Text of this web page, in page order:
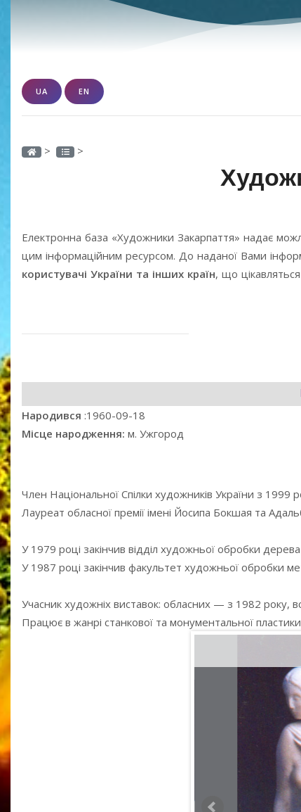
UA EN
> >
Електронна база «Художники Закарпаття» надає
цим інформаційним ресурсом. До наданої Вами
користувачі України та інших країн, що
Народився :1960-09-18
Місце народження: м. Ужгород
Член Національної Спілки художників України з 1999
Лауреат обласної премії імені Йосипа Бокшая та
У 1979 році закінчив відділ художньої обробки
У 1987 році закінчив факультет художньої обробки
Учасник художніх виставок: обласних — з 1982 року,
Працює в жанрі станкової та монументальної